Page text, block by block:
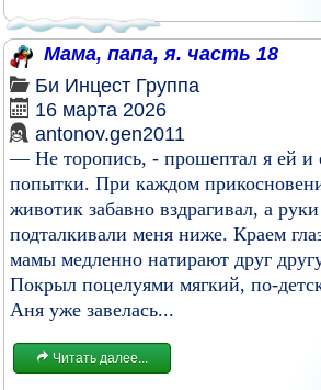
Мама, папа, я. часть 18
Би Инцест Группа
16 марта 2026
antonov.gen2011
— Не торопись, - прошептал я ей и
попытки. При каждом
животик забавно вздрагивал, а
подталкивали меня ниже. Краем
мамы медленно натирают друг
Покрыл поцелуями мягкий, по-
Аня уже завелась...
Читать далее...